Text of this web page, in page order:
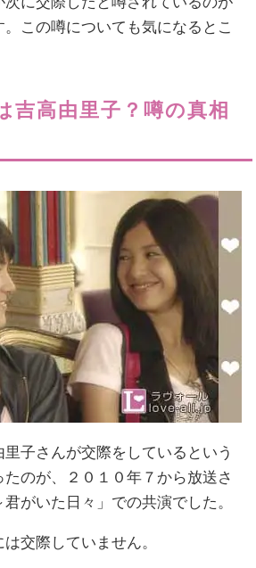
この噂についても気になるとこ
吉高由里子？噂の真相
子さんが交際をしているという
のが、２０１０年７から放送さ
がいた日々」での共演でした。
交際していません。